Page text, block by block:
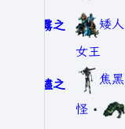
迷霧之
矮人
女王
灰燼之
焦
怪 •